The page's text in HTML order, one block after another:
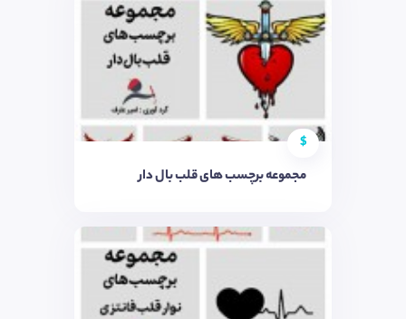
$
مجموعه برچسب های قلب بال دار